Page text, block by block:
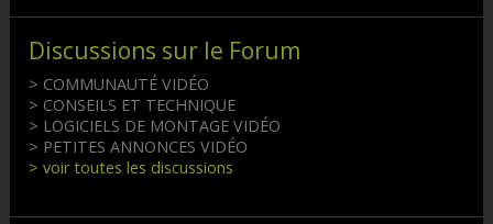
Discussions sur le Forum
> COMMUNAUTÉ VIDÉO
> CONSEILS ET TECHNIQUE
> LOGICIELS DE MONTAGE VIDÉO
> PETITES ANNONCES VIDÉO
> voir toutes les discussions